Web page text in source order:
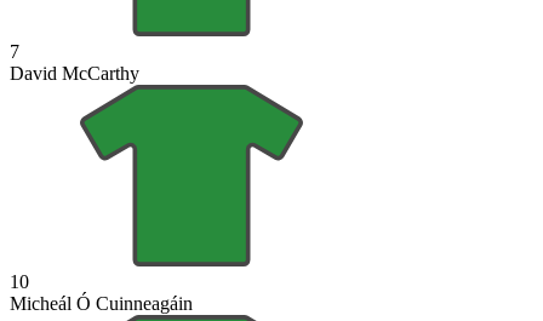
7
David McCarthy
10
Micheál Ó Cuinneagáin